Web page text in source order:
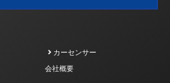
カーセンサー
会社概要